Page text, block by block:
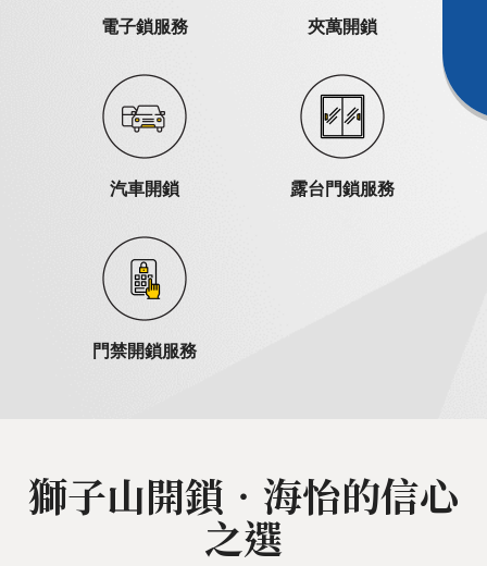
電子鎖服務 夾萬開鎖
汽車開鎖 露台門鎖服務
門禁開鎖服務
獅子山開鎖‧海怡的信心
之選